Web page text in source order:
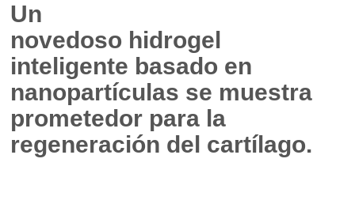
Un
novedoso hidrogel
inteligente basado en
nanopartículas se muestra
prometedor para la
regeneración del cartílago.